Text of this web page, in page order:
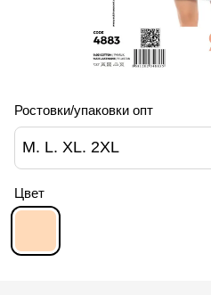
Ростовки/упаковки опт
M. L. XL. 2XL
Цвет